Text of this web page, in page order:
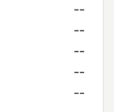
--
--
--
--
--